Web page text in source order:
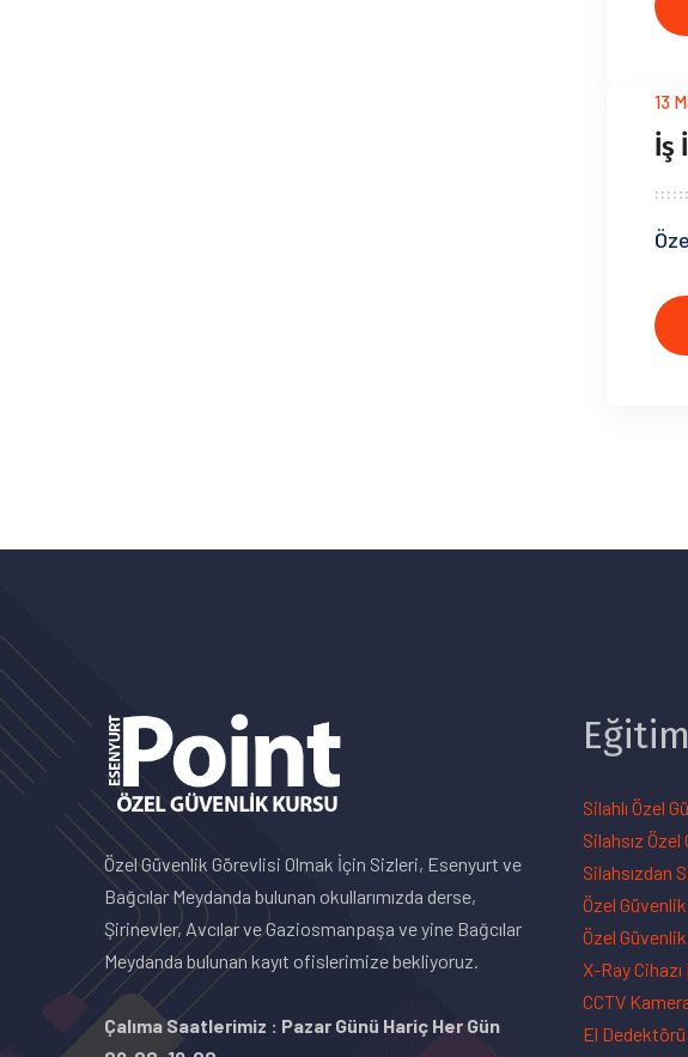
13
İş
Özel Güvenlik Görevlisi Olmak İçin Sizleri, Esenyurt ve
Bağcılar Meydanda bulunan okullarımızda derse,
Şirinevler, Avcılar ve Gaziosmanpaşa ve yine Bağcılar
Meydanda bulunan kayıt ofislerimize bekliyoruz.
Çalıma Saatlerimiz : Pazar Günü Hariç Her Gün
Silahlı Özel
Silahsız
Silahsızdan
Özel
Özel
X-Ray
CCTV
El